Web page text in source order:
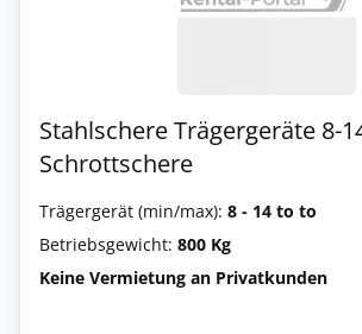
Stahlschere Trägergeräte 8-
Schrottschere
Trägergerät (min/max): 8 - 14 to to
Betriebsgewicht: 800 Kg
Keine Vermietung an Privatkunden